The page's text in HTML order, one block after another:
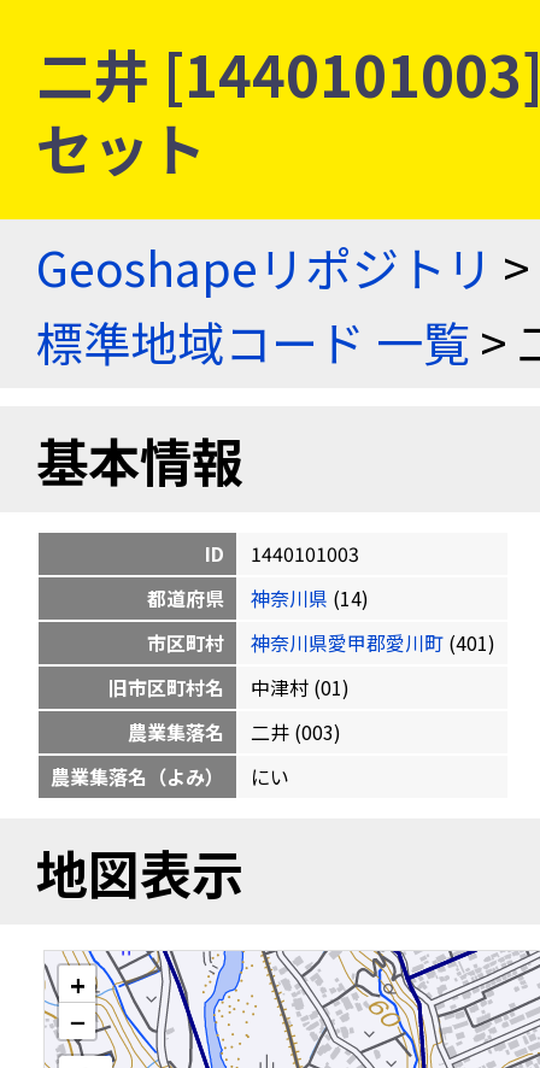
二井
セット
Geoshapeリポジトリ >
標準地域コード 一覧>
基本情報
ID
1440101003
都道府県
神奈川県 (14)
市区町村
神奈川県愛甲郡愛川町 (401)
旧市区町村名
中津村 (01)
農業集落名
二井 (003)
農業集落名（よみ）
にい
地図表示
+
−